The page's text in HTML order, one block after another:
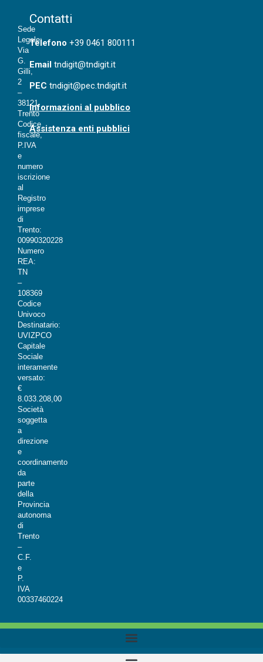
Sede
Legale:
Via
G.
Gilli,
2
–
38121
Trento
Codice
fiscale,
P.IVA
e
numero
iscrizione
al
Registro
imprese
di
Trento:
00990320228
Numero
REA:
TN
–
108369
Codice
Univoco
Destinatario:
UVIZPCO
Capitale
Sociale
interamente
versato:
€
8.033.208,00
Società
soggetta
a
direzione
e
coordinamento
da
parte
della
Provincia
autonoma
di
Trento
–
C.F.
e
P.
IVA
00337460224
Telefono +39 0461 800111
Email tndigit@tndigit.it
PEC tndigit@pec.tndigit.it
Informazioni al pubblico
Assistenza enti pubblici
Contatti